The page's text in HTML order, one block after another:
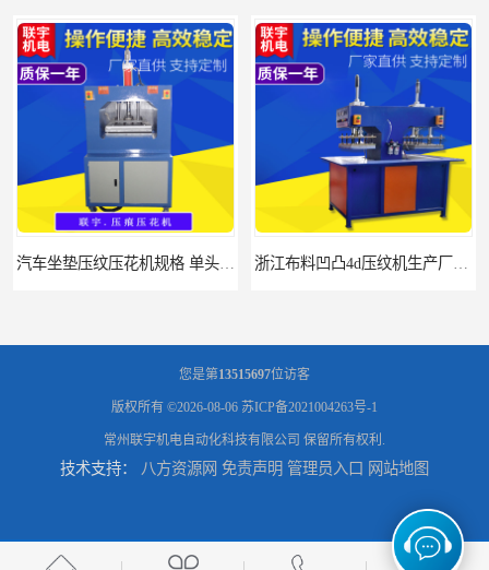
汽车坐垫压纹压花机规格 单头大台面凹凸压花机 现货供应 浙江布料凹凸4d压纹机生产厂家 服装凹凸4d压纹植胶机 经济实惠
面料凹凸压纹机厂家 毛巾干发巾压标压logo设备 性能稳定 浙江布料凹凸4d压纹机厂家 服装针织布料凹凸压纹机 性能稳定
您是第13515697位访客
版权所有 ©2026-08-06 苏ICP备2021004263号-1
常州联宇机电自动化科技有限公司 保留所有权利.
技术支持： 八方资源网 免责声明 管理员入口 网站地图